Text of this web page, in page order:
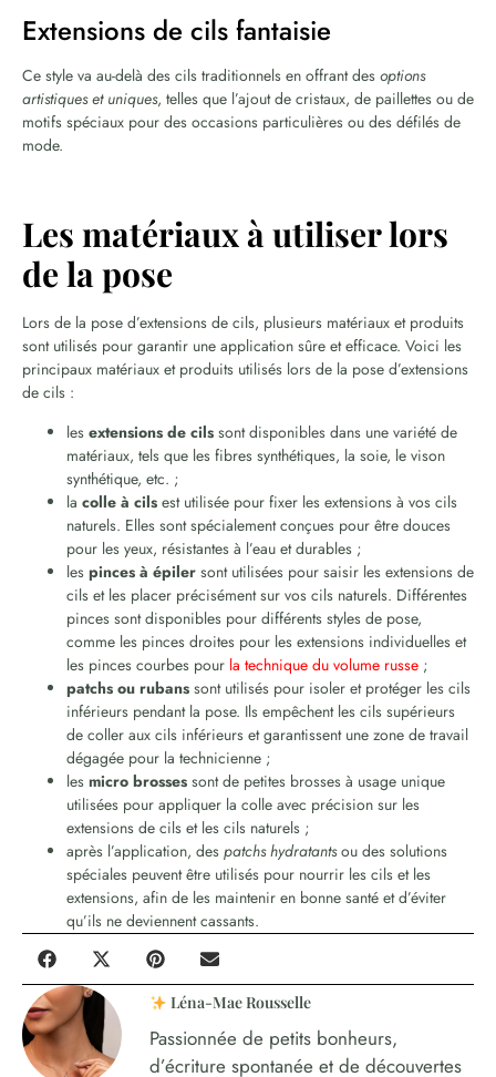
Extensions de cils fantaisie
Ce style va au-delà des cils traditionnels en offrant des options
artistiques et uniques, telles que l’ajout de cristaux, de paillettes ou de
motifs spéciaux pour des occasions particulières ou des défilés de
mode.
Les matériaux à utiliser lors
de la pose
Lors de la pose d’extensions de cils, plusieurs matériaux et produits
sont utilisés pour garantir une application sûre et efficace. Voici les
principaux matériaux et produits utilisés lors de la pose d’extensions
de cils :
les extensions de cils sont disponibles dans une variété de
matériaux, tels que les fibres synthétiques, la soie, le vison
synthétique, etc. ;
la colle à cils est utilisée pour fixer les extensions à vos cils
naturels. Elles sont spécialement conçues pour être douces
pour les yeux, résistantes à l’eau et durables ;
les pinces à épiler sont utilisées pour saisir les extensions de
cils et les placer précisément sur vos cils naturels. Différentes
pinces sont disponibles pour différents styles de pose,
comme les pinces droites pour les extensions individuelles et
les pinces courbes pour la technique du volume russe ;
patchs ou rubans sont utilisés pour isoler et protéger les cils
inférieurs pendant la pose. Ils empêchent les cils supérieurs
de coller aux cils inférieurs et garantissent une zone de travail
dégagée pour la technicienne ;
les micro brosses sont de petites brosses à usage unique
utilisées pour appliquer la colle avec précision sur les
extensions de cils et les cils naturels ;
après l’application, des patchs hydratantsou des solutions
spéciales peuvent être utilisés pour nourrir les cils et les
extensions, afin de les maintenir en bonne santé et d’éviter
qu’ils ne deviennent cassants.
Léna-Mae Rousselle
Passionnée de petits bonheurs,
d’écriture spontanée et de découvertes